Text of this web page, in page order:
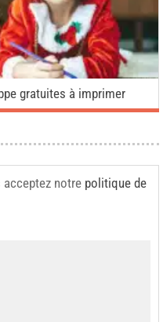
gratuites à imprimer
acceptez notre politique de